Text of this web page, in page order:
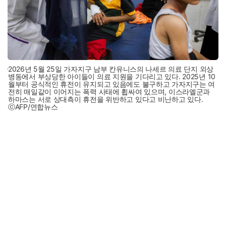
2026년 5월 25일 가자지구 남부 칸유니스의 나세르 의료 단지 외상
병동에서 부상당한 아이들이 의료 지원을 기다리고 있다. 2025년 10
월부터 공식적인 휴전이 유지되고 있음에도 불구하고 가자지구는 여
전히 매일같이 이어지는 폭력 사태에 휩싸여 있으며, 이스라엘군과
하마스는 서로 상대측이 휴전을 위반하고 있다고 비난하고 있다.
ⓒAFP/연합뉴스